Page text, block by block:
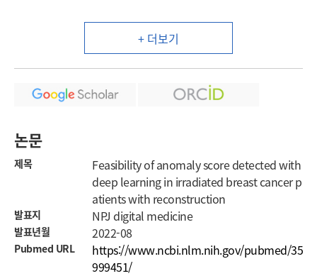
+ 더보기
논문
제목
Feasibility of anomaly score detected with
deep learning in irradiated breast cancer p
atients with reconstruction
발표지 NPJ digital medicine
발표년월 2022-08
Pubmed URL
https://www.ncbi.nlm.nih.gov/pubmed/35
999451/